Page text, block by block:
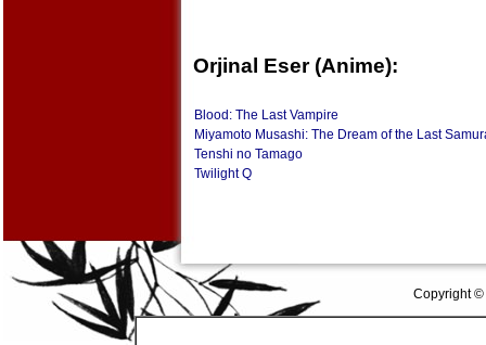
Orjinal Eser (Anime):
Blood: The Last Vampire
Miyamoto Musashi: The Dream of the Last
Tenshi no Tamago
Twilight Q
Copyright ©